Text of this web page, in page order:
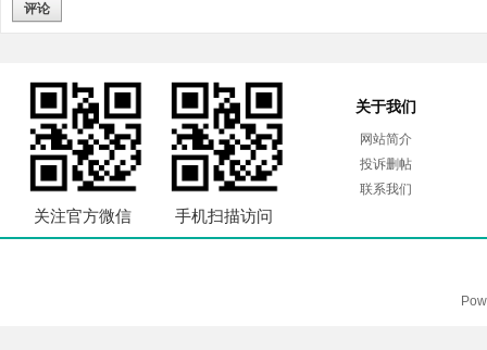
评论
关注官方微信 手机扫描访问
关于我们
网站简介
投诉删帖
联系我们